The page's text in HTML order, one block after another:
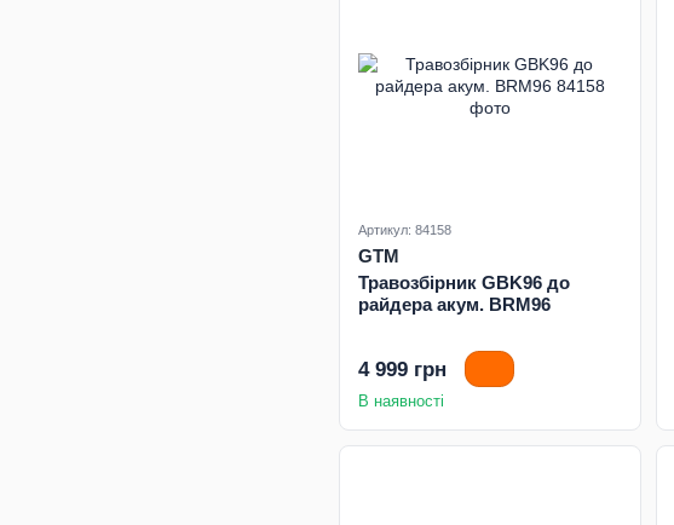
Артикул: 84158
GTM
Травозбірник GBK96 до
райдера акум. BRM96
4 999 грн
В наявності